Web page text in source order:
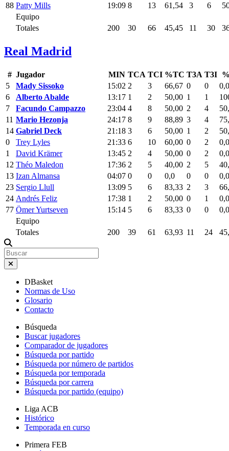
88 Patty Mills 19:09 8 13 61,54 3 6
Equipo
Totales
200 30 66 45,45 11 30
Real Madrid
# Jugador MIN TCA TCI %TC T3A T3I
5
Mady Sissoko 15:02 2 3 66,67 0 0
0,0
6
Alberto Abalde 13:17 1 2 50,00 1 1
7
Facundo Campazzo 23:04 4 8 50,00 2 4
11 Mario Hezonja 24:17 8 9 88,89 3 4
14 Gabriel Deck 21:18 3 6 50,00 1 2
0
Trey Lyles 21:33 6 10 60,00 0 2
1
David Krämer 13:45 2 4 50,00 0 2
12 Théo Maledon 17:36 2 5 40,00 2 5
13 Izan Almansa 04:07 0 0 0,0 0 0
0,0
23 Sergio Llull 13:09 5 6 83,33 2 3
24 Andrés Feliz 17:38 1 2 50,00 0 1
77 Ömer Yurtseven 15:14 5 6 83,33 0 0
0,0
Equipo
Totales
200 39 61 63,93 11 24
DBasket
Normas de Uso
Glosario
Contacto
Búsqueda
Buscar jugadores
Comparador de jugadores
Búsqueda por partido
Búsqueda por número de partidos
Búsqueda por temporada
Búsqueda por carrera
Búsqueda por partido (equipo)
Liga ACB
Histórico
Temporada en curso
Primera FEB